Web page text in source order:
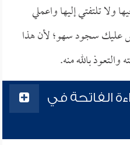
ولا تلتفتي إليها واعملي
عليك سجود سهو؛ لأن هذا
بالله منه.
الفاتحة في